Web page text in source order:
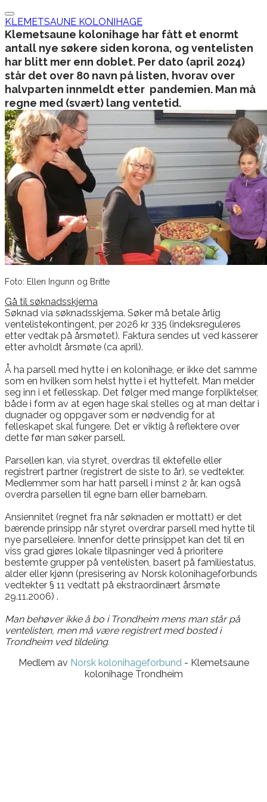
KLEMETSAUNE KOLONIHAGE
Klemetsaune kolonihage har fått et enormt
antall nye søkere siden korona, og ventelisten
har blitt mer enn doblet. Per dato (april 2024)
står det over 80 navn på listen, hvorav over
halvparten innmeldt etter pandemien. Man må
regne med (svært) lang ventetid.
Foto: Ellen Ingunn og Britte
Gå til søknadsskjema
Søknad via søknadsskjema. Søker må betale årlig
ventelistekontingent, per 2026 kr 335 (indeksreguleres
etter vedtak på årsmøtet). Faktura sendes ut ved kasserer
etter avholdt årsmøte (ca april).
Å ha parsell med hytte i en kolonihage, er ikke det samme
som en hvilken som helst hytte i et hyttefelt. Man melder
seg inn i et fellesskap. Det følger med mange forpliktelser,
både i form av at egen hage skal stelles og at man deltar i
dugnader og oppgaver som er nødvendig for at
felleskapet skal fungere. Det er viktig å reflektere over
dette før man søker parsell.
Parsellen kan, via styret, overdras til ektefelle eller
registrert partner (registrert de siste to år), se vedtekter.
Medlemmer som har hatt parsell i minst 2 år, kan også
overdra parsellen til egne barn eller barnebarn.
Ansiennitet (regnet fra når søknaden er mottatt) er det
bærende prinsipp når styret overdrar parsell med hytte til
nye parselleiere. Innenfor dette prinsippet kan det til en
viss grad gjøres lokale tilpasninger ved å prioritere
bestemte grupper på ventelisten, basert på familiestatus,
alder eller kjønn (presisering av Norsk kolonihageforbunds
vedtekter § 11 vedtatt på ekstraordinært årsmøte
29.11.2006) .
Man behøver ikke å bo i Trondheim mens man står på
ventelisten, men må være registrert med bosted i
Trondheim ved tildeling.
Medlem av Norsk kolonihageforbund- Klemetsaune
kolonihage Trondheim